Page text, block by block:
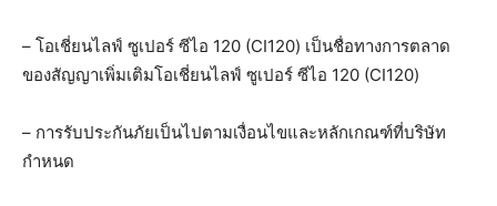
– โอเชี่ยนไลฟ์ ซูเปอร์ ซีไอ 120 (CI120) เป็นชื่อทางการตลาด
ของสัญญาเพิ่มเติมโอเชี่ยนไลฟ์ ซูเปอร์ ซีไอ 120 (CI120)
– การรับประกันภัยเป็นไปตามเงื่อนไขและหลักเกณฑ์ที่บริษัท
กำหนด